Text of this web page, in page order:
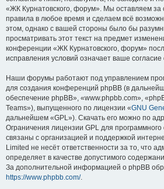
«ЖК Курнатовского, форум». Мы оставляем за
правила в любое время и сделаем всё
этом, однако с вашей стороны было бы
просматривать этот текст на предмет
конференции «ЖК Курнатовского, форум»
исправления условий означает ваше согласие
Наши форумы работают под управлением
для создания конференций phpBB (в
обеспечение phpBB», «www.phpbb.com»,
Teams»), выпущенного по лицензии «GNU
дальнейшем «GPL»). Скачать его можно по
Ограничения лицензии GPL для программного
связаны с организацией и поддержкой
Limited не несёт ответственности за то, что
определяет в качестве допустимого
За дополнительной информацией о phpBB
https://www.phpbb.com/.